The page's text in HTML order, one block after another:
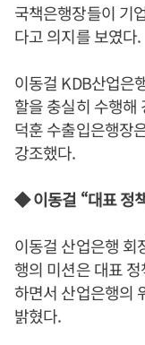
국책은행장들이 기
다고 의지를 보였다.
이동걸 KDB산업은
할을 충실히 수행해
덕훈 수출입은행장
강조했다.
◆ 이동걸 “대표 정
이동걸 산업은행 회
행의 미션은 대표
하면서 산업은행의
밝혔다.